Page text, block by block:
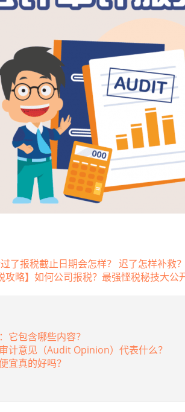
了报税截止日期会怎样？ 迟了怎样补救？
攻略】如何公司报税？最强悭税秘技大公
它包含哪些内容？
计意见（Audit Opinion）代表什么？
宜真的好吗？